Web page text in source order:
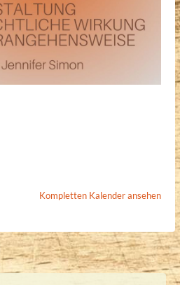
Kompletten Kalender ansehen